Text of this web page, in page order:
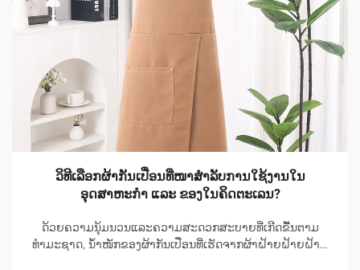
ວິທີເລືອກຜ້າກັນເປື່ອນທີ່ໜາສຳລັບການໃຊ້ງານໃນ
ອຸດສາຫະກຳ ແລະ ຂອງໃນຄິດຕະເລນ?
ດ້ວຍຄວາມນຸ້ມນວນແລະຄວາມສະດວກສະບາຍທີ່ເກີດຂື້ນຕາມ
ທຳມະຊາດ, ນ້ຳໜັກຂອງຜ້າກັນເປື່ອນທີ່ເຮັດຈາກຜ້າຝ້າຍຝ້າຍຝ້າຍ